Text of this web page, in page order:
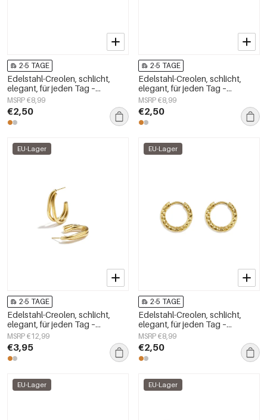
2-5 TAGE
Edelstahl-Creolen, schlicht,
elegant, für jeden Tag –
Damenschmuck
MSRP €8,99
€2,50
2-5 TAGE
Edelstahl-Creolen, schlicht,
elegant, für jeden Tag –
Damenschmuck
MSRP €8,99
€2,50
EU-Lager
2-5 TAGE
Edelstahl-Creolen, schlicht,
elegant, für jeden Tag –
Damenschmuck
MSRP €12,99
€3,95
EU-Lager
2-5 TAGE
Edelstahl-Creolen, schlicht,
elegant, für jeden Tag –
Damenschmuck
MSRP €8,99
€2,50
EU-Lager EU-Lager